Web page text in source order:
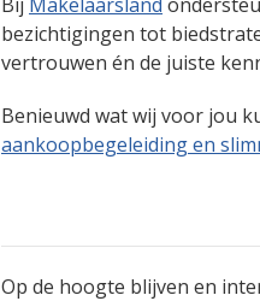
bezichtigingen tot
vertrouwen én de juiste
Benieuwd wat wij voor jou
aankoopbegeleiding en
Op de hoogte blijven en